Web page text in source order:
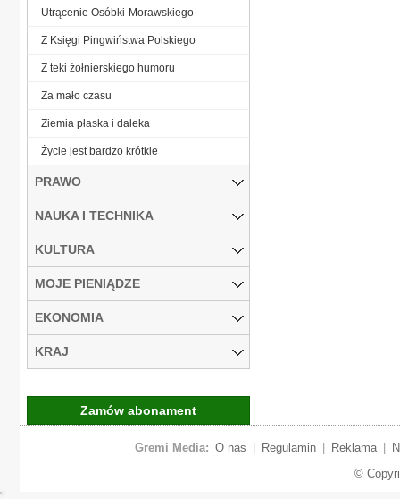
Utrącenie Osóbki-Morawskiego
Z Księgi Pingwiństwa Polskiego
Z teki żołnierskiego humoru
Za mało czasu
Ziemia płaska i daleka
Życie jest bardzo krótkie
PRAWO
NAUKA I TECHNIKA
KULTURA
MOJE PIENIĄDZE
EKONOMIA
KRAJ
Zamów abonament
Gremi Media: O nas Regulamin Reklama
©